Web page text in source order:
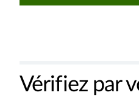
Vérifiez par